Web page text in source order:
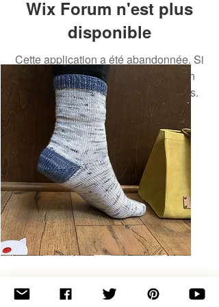
Wix Forum n'est plus
disponible
Cette application a été abandonnée. Si
vous avez besoin d'une application
communautaire, utilisez Wix Groups.
Basic
Socks